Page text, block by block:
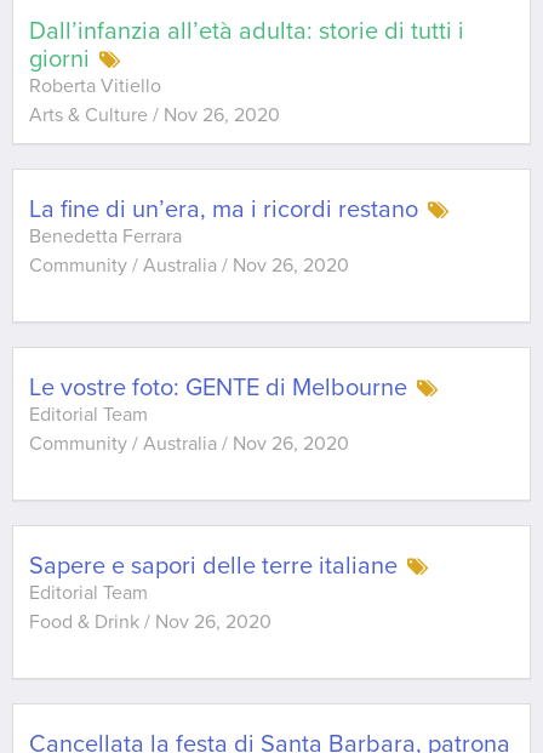
Dall’infanzia all’età adulta: storie di tutti i
giorni
Roberta Vitiello
Arts & Culture / Nov 26, 2020
La fine di un’era, ma i ricordi restano
Benedetta Ferrara
Community / Australia / Nov 26, 2020
Le vostre foto: GENTE di Melbourne
Editorial Team
Community / Australia / Nov 26, 2020
Sapere e sapori delle terre italiane
Editorial Team
Food & Drink / Nov 26, 2020
Cancellata la festa di Santa Barbara, patrona